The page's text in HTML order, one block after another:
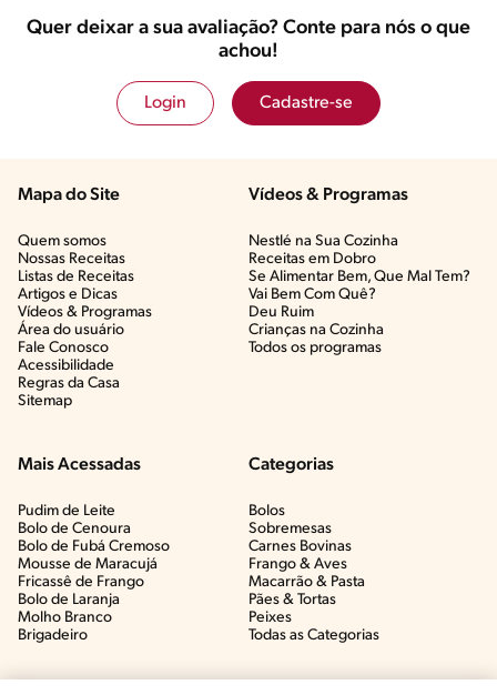
Quer deixar a sua avaliação? Conte para nós o que
achou!
Login Cadastre-se
Mapa do Site
Quem somos
Nossas Receitas
Listas de Receitas​
Artigos e Dicas​
Vídeos & Programas​
Área do usuário
Fale Conosco
Acessibilidade
Regras da Casa
Sitemap
Vídeos & Programas​
Nestlé na Sua Cozinha
Receitas em Dobro
Se Alimentar Bem, Que Mal Tem?​
Vai Bem Com Quê?​
Deu Ruim​
Crianças na Cozinha​
Todos os programas
Mais Acessadas
Pudim de Leite
Bolo de Cenoura
Bolo de Fubá Cremoso
Mousse de Maracujá
Fricassê de Frango
Bolo de Laranja
Molho Branco
Brigadeiro
Categorias
Bolos
Sobremesas
Carnes Bovinas​
Frango & Aves​
Macarrão & Pasta​
Pães & Tortas​
Peixes
Todas as Categorias